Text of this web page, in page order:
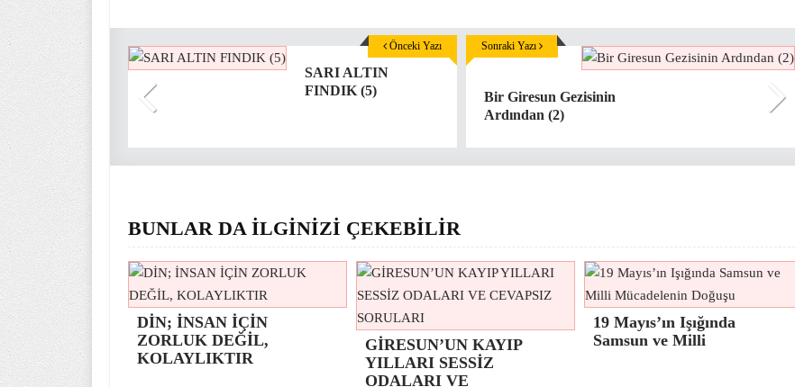
SARI ALTIN
FINDIK (5)
Önceki Yazı
Bir Giresun Gezisinin
Ardından (2)
Sonraki Yazı
BUNLAR DA İLGİNİZİ ÇEKEBİLİR
DİN; İNSAN İÇİN
ZORLUK DEĞİL,
KOLAYLIKTIR
GİRESUN’UN KAYIP
YILLARI SESSİZ
ODALARI VE
19 Mayıs’ın Işığında
Samsun ve Milli